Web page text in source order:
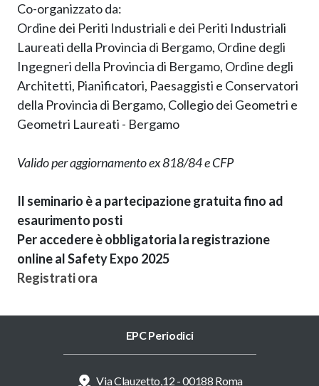
Co-organizzato da:
Ordine dei Periti Industriali e dei Periti Industriali
Laureati della Provincia di Bergamo, Ordine degli
Ingegneri della Provincia di Bergamo, Ordine degli
Architetti, Pianificatori, Paesaggisti e Conservatori
della Provincia di Bergamo, Collegio dei Geometri e
Geometri Laureati - Bergamo
Valido per aggiornamento ex 818/84 e CFP
Il seminario è a partecipazione gratuita fino ad
esaurimento posti
Per accedere è obbligatoria la registrazione
online al Safety Expo 2025
Registrati ora
EPC Periodici
Via Clauzetto,12 - 00188 Roma